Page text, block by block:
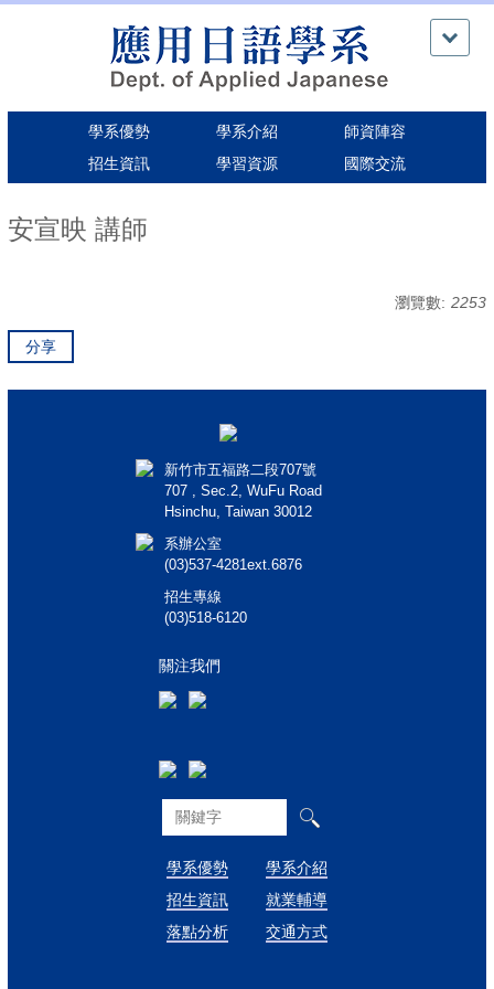
內
學系優勢 學系介紹
師資陣容
招生資訊
學習資源 國際交流
安宣映 講師
瀏覽數: 2253
分享
新竹市五福路二段707號
707 , Sec.2, WuFu Road
Hsinchu, Taiwan 30012
系辦公室
(03)537-4281ext.6876
招生專線
(03)518-6120
關注我們
學系優勢
招生資訊
落點分析
學系介紹
就業輔導
交通方式